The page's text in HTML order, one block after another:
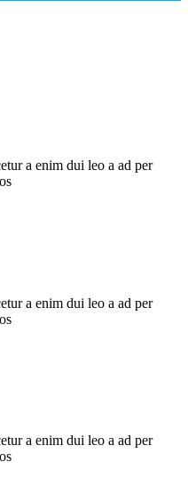
a enim dui leo a ad per
a enim dui leo a ad per
a enim dui leo a ad per